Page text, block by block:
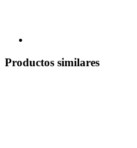
Productos similares